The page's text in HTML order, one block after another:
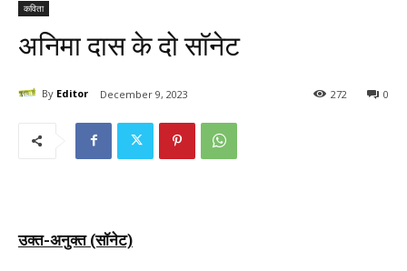
कविता
अनिमा दास के दो सॉनेट
By Editor December 9, 2023 0
272
उक्त-अनुक्त (सॉनेट)